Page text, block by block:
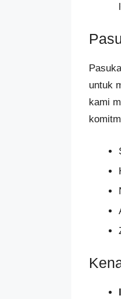
untuk
kami